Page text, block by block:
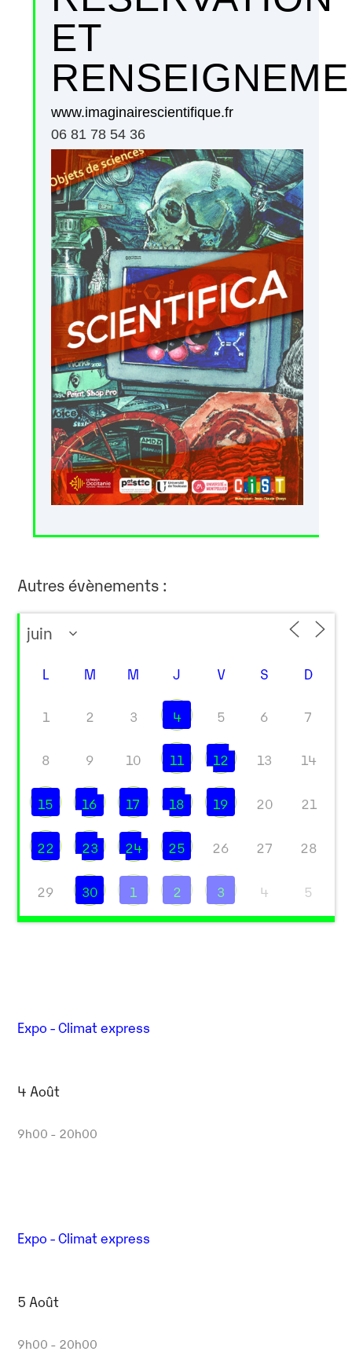
ET
www.imaginairescientifique.fr
06 81 78 54 36
Autres évènements :
L M M J V S D
1 2 3 4 5 6 7
8 9 10 11 12 13 14
15 16 17 18 19 20 21
22 23 24 25 26 27 28
29 30 1 2 3 4 5
Expo - Climat express
4 Août
9h00 - 20h00
Expo - Climat express
5 Août
9h00 - 20h00